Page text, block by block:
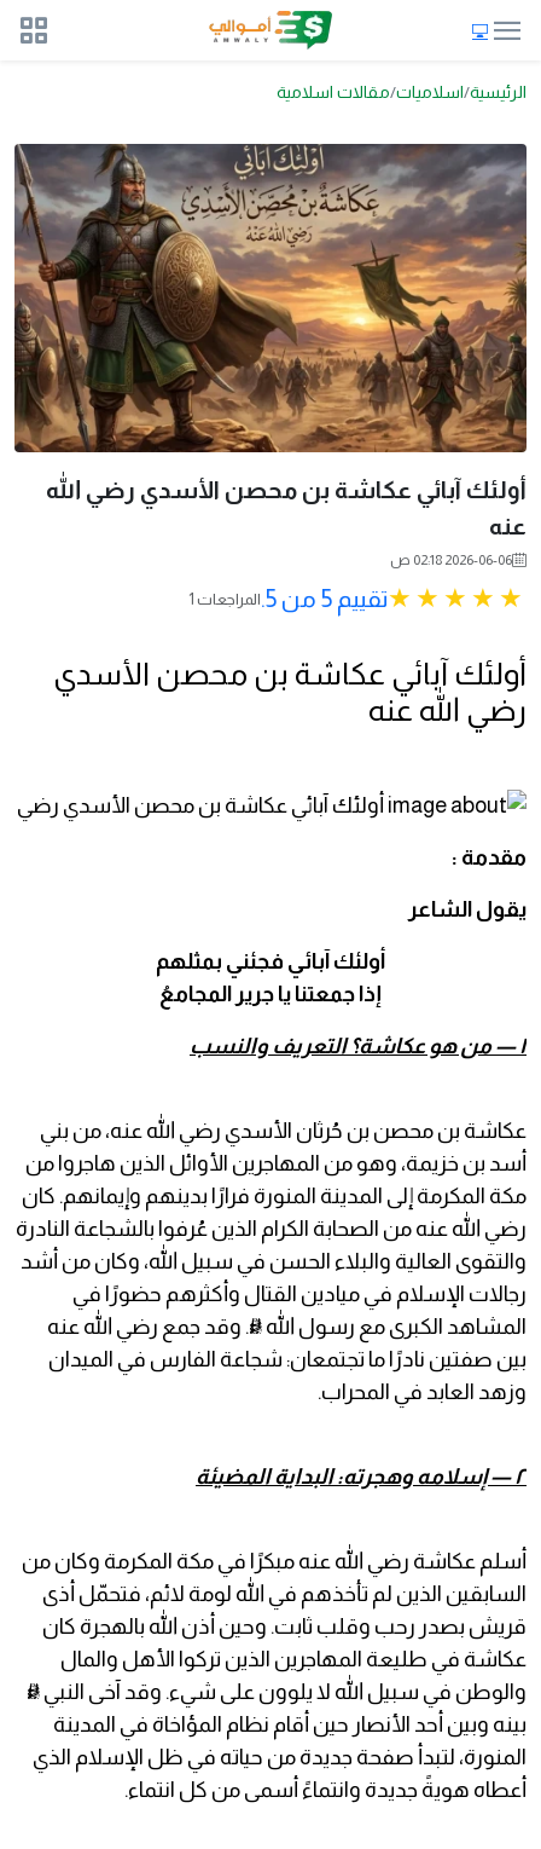
الرئيسية اسلاميات مقالات اسلامية
أولئك آبائي عكاشة بن محصن الأسدي رضي الله
عنه
2026-06-06 02:18 ص
تقييم 5 من 5. 1 المراجعات
أولئك آبائي عكاشة بن محصن الأسدي
رضي الله عنه
مقدمة :
يقول الشاعر
أولئك آبائي فجئني بمثلهم
إذا جمعتنا يا جرير المجامعُ
١ — من هو عكاشة؟ التعريف والنسب
عكاشة بن محصن بن حُرثان الأسدي رضي الله عنه، من بني
أسد بن خزيمة، وهو من المهاجرين الأوائل الذين هاجروا من
مكة المكرمة إلى المدينة المنورة فرارًا بدينهم وإيمانهم. كان
رضي الله عنه من الصحابة الكرام الذين عُرفوا بالشجاعة النادرة
والتقوى العالية والبلاء الحسن في سبيل الله، وكان من أشد
رجالات الإسلام في ميادين القتال وأكثرهم حضورًا في
المشاهد الكبرى مع رسول الله ﷺ. وقد جمع رضي الله عنه
بين صفتين نادرًا ما تجتمعان: شجاعة الفارس في الميدان
وزهد العابد في المحراب.
٢ — إسلامه وهجرته: البداية المضيئة
أسلم عكاشة رضي الله عنه مبكرًا في مكة المكرمة وكان من
السابقين الذين لم تأخذهم في الله لومة لائم، فتحمّل أذى
قريش بصدر رحب وقلب ثابت. وحين أذن الله بالهجرة كان
عكاشة في طليعة المهاجرين الذين تركوا الأهل والمال
والوطن في سبيل الله لا يلوون على شيء. وقد آخى النبي ﷺ
بينه وبين أحد الأنصار حين أقام نظام المؤاخاة في المدينة
المنورة، لتبدأ صفحة جديدة من حياته في ظل الإسلام الذي
أعطاه هويةً جديدة وانتماءً أسمى من كل انتماء.